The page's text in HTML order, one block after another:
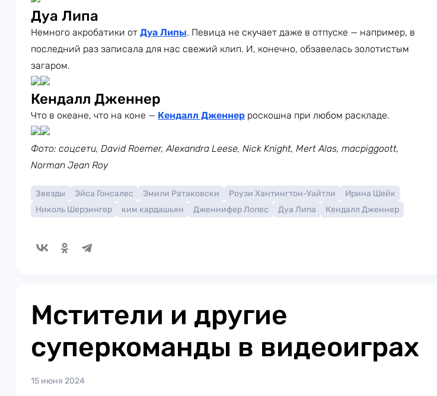
Дуа Липа
Немного акробатики от Дуа Липы. Певица не скучает даже в отпуске — например, в
последний раз записала для нас свежий клип. И, конечно, обзавелась золотистым
загаром.
Кендалл Дженнер
Что в океане, что на коне — Кендалл Дженнер роскошна при любом раскладе.
Фото: соцсети, David Roemer, Alexandra Leese, Nick Knight, Mert Alas, macpiggoott,
Norman Jean Roy
Звезды Эйса Гонсалес Эмили Ратаковски Роузи Хантингтон-Уайтли
Ирина Шейк
Николь Шерзингер
ким кардашьян Дженнифер Лопес Дуа Липа Кендалл Дженнер
Мстители и другие
суперкоманды в видеоиграх
15 июня 2024